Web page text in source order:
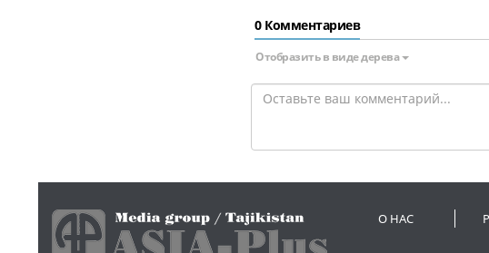
0 Комментариев
Отобразить в виде дерева
О НАС